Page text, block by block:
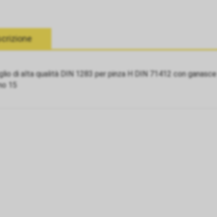
di alta qualità DIN 1283 per pinza H DIN 71412 con
15